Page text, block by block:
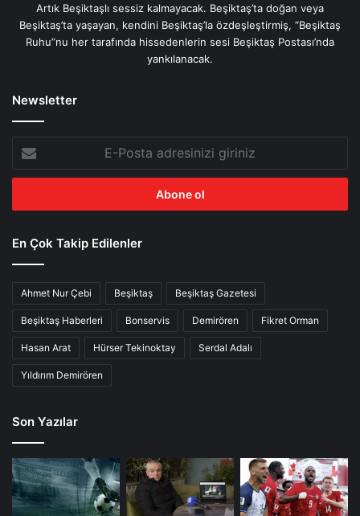
Artık Beşiktaşlı sessiz kalmayacak. Beşiktaş’ta doğan veya
Beşiktaş’ta yaşayan, kendini Beşiktaş’la özdeşleştirmiş, “Beşiktaş
Ruhu”nu her tarafında hissedenlerin sesi Beşiktaş Postası’nda
yankılanacak.
Newsletter
Posta
adresinizi
En Çok Takip Edilenler
Ahmet Nur Çebi Beşiktaş Beşiktaş Gazetesi
Beşiktaş Haberleri Bonservis Demirören Fikret Orman
Hasan Arat Hürser Tekinoktay Serdal Adalı
Yıldırım Demirören
Son Yazılar